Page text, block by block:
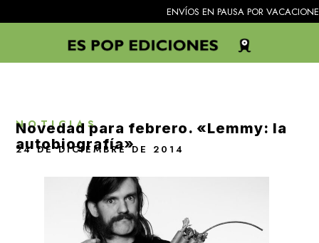
ENVÍOS EN PAUSA POR
NOTICIAS
Novedad para febrero. «Lemmy: la
autobiografía»
24 DE DICIEMBRE DE 2014